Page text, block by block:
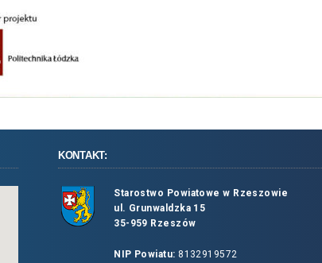
KONTAKT:
Starostwo Powiatowe w Rzeszowie
ul. Grunwaldzka 15
35-959 Rzeszów
NIP Powiatu: 8132919572